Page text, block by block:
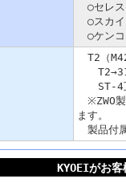
○セレス
○スカイ
○ケン
T2（
ST-4互
※ZWO
ます。
製品付
KYOEIがお